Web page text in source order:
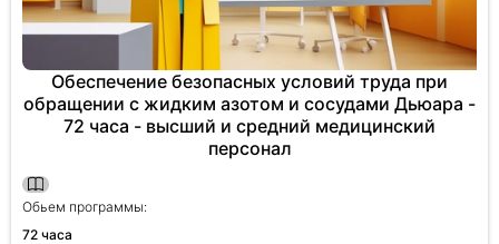
Обеспечение безопасных условий труда при
обращении с жидким азотом и сосудами Дьюара -
72 часа - высший и средний медицинский
персонал
Обьем программы:
72 часа